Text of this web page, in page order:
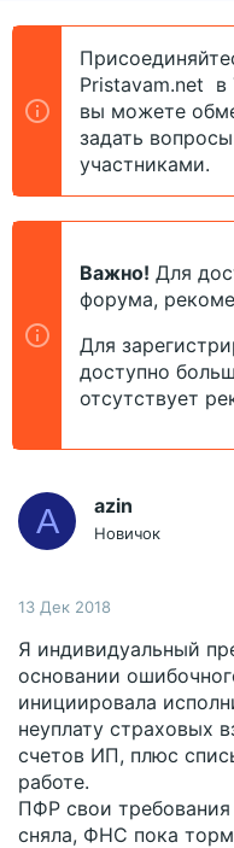
е
н
а
ч
а
л
а
Pristavam.net в
вы можете
задать
участниками.
Важно! Для
форума,
Для
доступно
отсутствует
A azin
Новичок
13 Дек 2018
Я индивидуальный
основании
инициировала
неуплату страховых
счетов ИП, плюс
работе.
ПФР свои
сняла, ФНС пока